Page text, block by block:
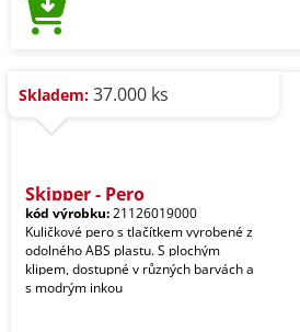
Skladem: 37.000 ks
Skipper - Pero
kód výrobku:21126019000
Kuličkové pero s tlačítkem vyrobené z
odolného ABS plastu. S plochým
klipem, dostupné v různých barvách a
s modrým inkou